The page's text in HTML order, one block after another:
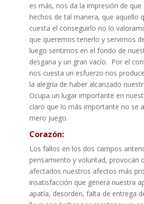
es más, nos da la impresión de
hechos de tal manera, que aquello
cuesta el conseguirlo no lo
que queremos tenerlo y servimos
luego sentimos en el fondo de
desgana y un gran vacío. Por el
nos cuesta un esfuerzo nos
la alegría de haber alcanzado
Ocupa un lugar importante en
claro que lo más importante no se
mero juego.
Corazón:
Los fallos en los dos campos
pensamiento y voluntad, provocan
afectados nuestros afectos más
insatisfacción que genera nuestra
apatía, desorden, falta de entrega